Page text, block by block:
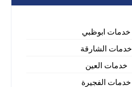
خدمات ابوظبي
خدمات الشارقة
خدمات العين
خدمات الفجيرة